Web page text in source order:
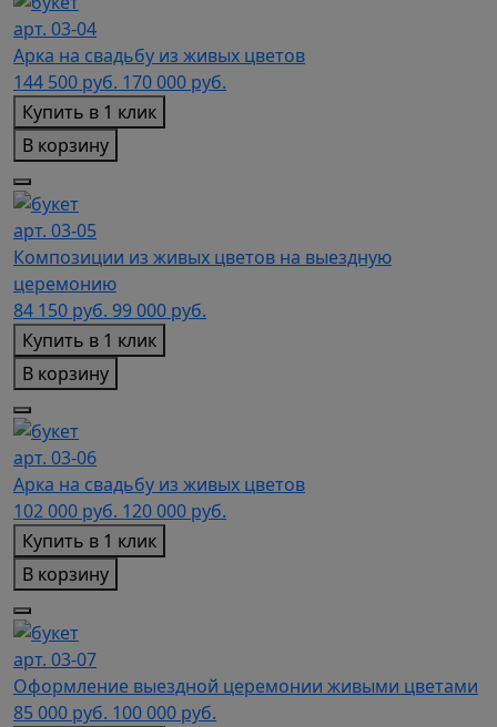
арт. 03-04
Арка на свадьбу из живых цветов
144 500 руб. 170 000 руб.
Купить в 1 клик
В корзину
арт. 03-05
Композиции из живых цветов на выездную
церемонию
84 150 руб. 99 000 руб.
Купить в 1 клик
В корзину
арт. 03-06
Арка на свадьбу из живых цветов
102 000 руб. 120 000 руб.
Купить в 1 клик
В корзину
арт. 03-07
Оформление выездной церемонии живыми цветами
85 000 руб. 100 000 руб.